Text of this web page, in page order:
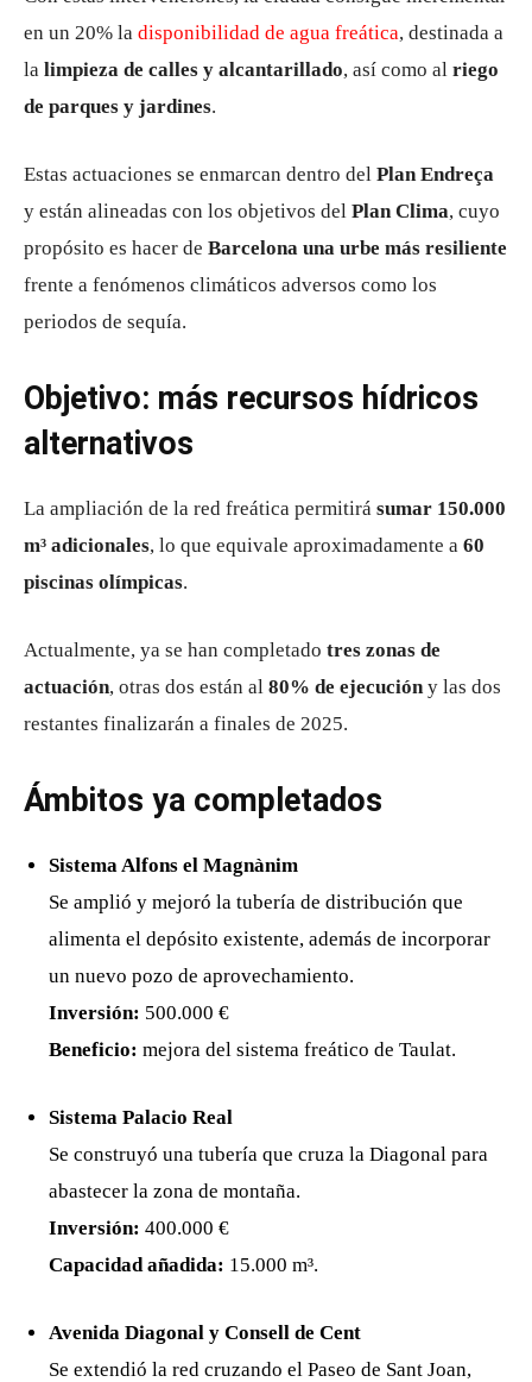
en un 20% la disponibilidad de agua freática, destinada a
la limpieza de calles y alcantarillado, así como al riego
de parques y jardines.
Estas actuaciones se enmarcan dentro del Plan Endreça
y están alineadas con los objetivos del Plan Clima, cuyo
propósito es hacer de Barcelona una urbe más resiliente
frente a fenómenos climáticos adversos como los
periodos de sequía.
Objetivo: más recursos hídricos
alternativos
La ampliación de la red freática permitirá sumar 150.000
m³ adicionales, lo que equivale aproximadamente a 60
piscinas olímpicas.
Actualmente, ya se han completado tres zonas de
actuación, otras dos están al 80% de ejecución y las dos
restantes finalizarán a finales de 2025.
Ámbitos ya completados
Sistema Alfons el Magnànim
Se amplió y mejoró la tubería de distribución que
alimenta el depósito existente, además de incorporar
un nuevo pozo de aprovechamiento.
Inversión: 500.000 €
Beneficio: mejora del sistema freático de Taulat.
Sistema Palacio Real
Se construyó una tubería que cruza la Diagonal para
abastecer la zona de montaña.
Inversión: 400.000 €
Capacidad añadida: 15.000 m³.
Avenida Diagonal y Consell de Cent
Se extendió la red cruzando el Paseo de Sant Joan,